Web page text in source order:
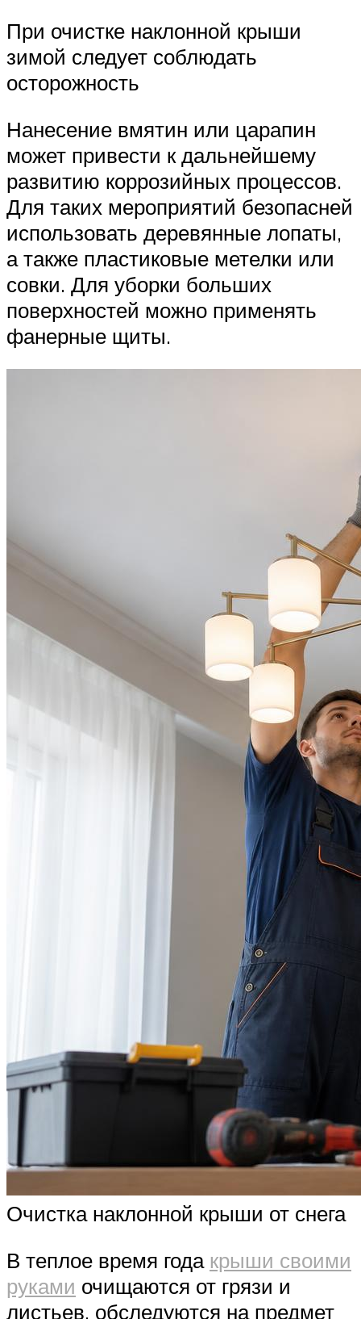
При очистке наклонной крыши
зимой следует соблюдать
осторожность
Нанесение вмятин или царапин
может привести к дальнейшему
развитию коррозийных процессов.
Для таких мероприятий безопасней
использовать деревянные лопаты,
а также пластиковые метелки или
совки. Для уборки больших
поверхностей можно применять
фанерные щиты.
Очистка наклонной крыши от снега
В теплое время года крыши своими
руками очищаются от грязи и
листьев, обследуются на предмет